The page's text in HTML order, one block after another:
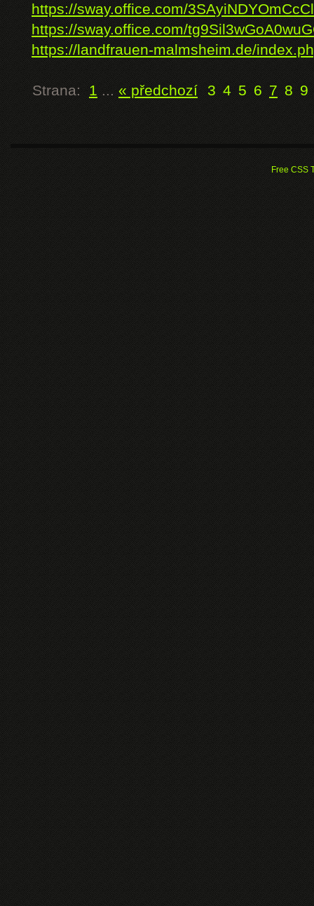
https://sway.office.com/
https://sway.office.com/
https://landfrauen-malmsheim.de/
Strana: 1 ... « předchozí 3 4 5 6 7 8 9
Free CSS